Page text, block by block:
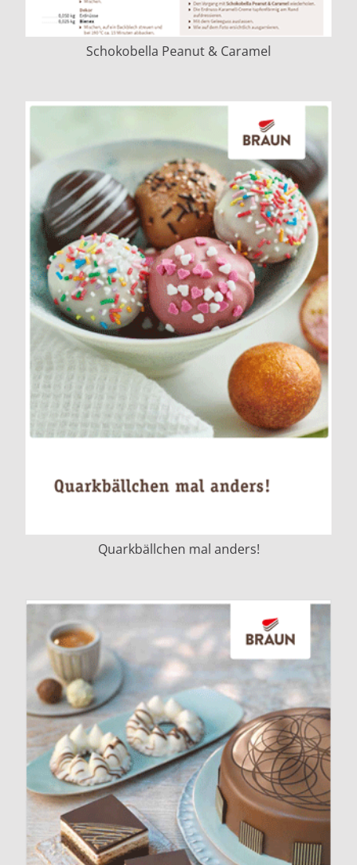
Schokobella Peanut & Caramel
Quarkbällchen mal anders!